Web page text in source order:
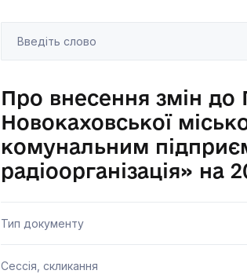
Про внесення змін до
Новокаховської
комунальним
радіоорганізація» на
Тип документу
Сессія, скликання